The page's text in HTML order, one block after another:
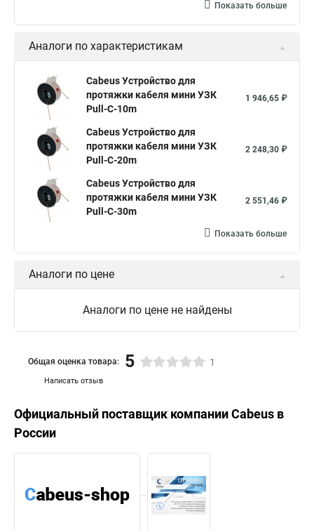
Показать больше
Аналоги по характеристикам
Cabeus Устройство для
протяжки кабеля мини УЗК
Pull-C-10m
1 946,65 ₽
Cabeus Устройство для
протяжки кабеля мини УЗК
Pull-C-20m
2 248,30 ₽
Cabeus Устройство для
протяжки кабеля мини УЗК
Pull-C-30m
2 551,46 ₽
Показать больше
Аналоги по цене
Аналоги по цене не найдены
Написать отзыв
Общая оценка товара: 5 1
Официальный поставщик компанииCabeus в
России